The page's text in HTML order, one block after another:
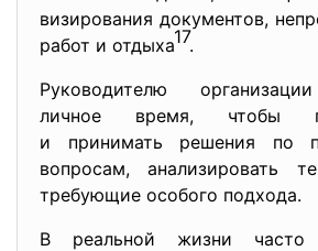
визирования документов,
работ и отдыха17.
Руководителю
личное время, чтобы
и принимать решения по
вопросам, анализировать
требующие особого подхода.
В реальной жизни часто